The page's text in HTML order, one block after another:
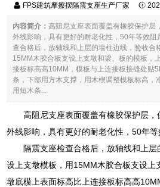
FPS建筑摩擦摆隔震支座生产厂家
内容简介：高阻尼支座表面覆盖有橡胶保护层
外线影响，具有更好的耐老化性，50年等效
查合格后，放轴线和上层的墙柱边线，验收合
15MM木胶合板支设上支墩和梁、板的模板，
接板标高高10MM，模板与上连接板接缝处贴
条，下部用方木支撑，用木楔调整模板标高，
用短木条...
高阻尼支座表面覆盖有橡胶保护层
外线影响，具有更好的耐老化性，50年
隔震支座检查合格后，放轴线和上
设上支墩模板，用15MM木胶合板支设上
墩底模上表面标高比上连接板标高高